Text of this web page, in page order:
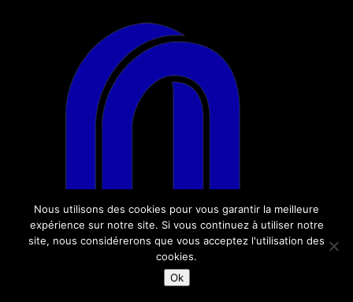
Nous utilisons des cookies pour vous garantir la meilleure
expérience sur notre site. Si vous continuez à utiliser notre
site, nous considérerons que vous acceptez l'utilisation des
cookies.
Ok